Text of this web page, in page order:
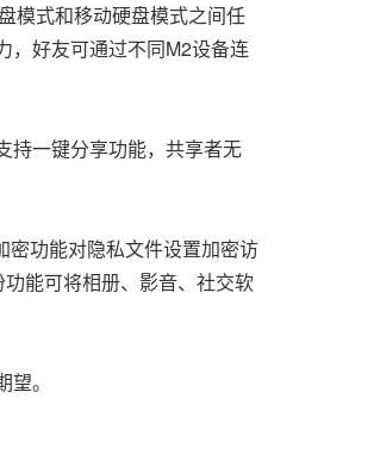
模式和移动硬盘模式之间任
，好友可通过不同M2设备连
持一键分享功能，共享者无
功能对隐私文件设置加密访
能可将相册、影音、社交软
。